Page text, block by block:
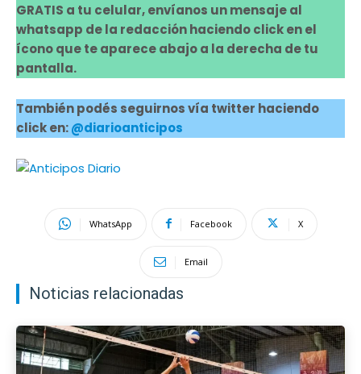
GRATIS a tu celular, envíanos un mensaje al
whatsapp de la redacción haciendo click en el
ícono que te aparece abajo a la derecha de tu
pantalla.
También podés seguirnos vía twitter haciendo
click en:@diarioanticipos
WhatsApp Facebook X
Email
Noticias relacionadas